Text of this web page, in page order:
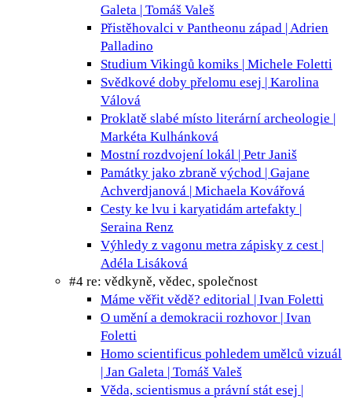
Galeta | Tomáš Valeš
Přistěhovalci v Pantheonu západ | Adrien
Palladino
Studium Vikingů komiks | Michele Foletti
Svědkové doby přelomu esej | Karolina
Válová
Proklatě slabé místo literární archeologie |
Markéta Kulhánková
Mostní rozdvojení lokál | Petr Janiš
Památky jako zbraně východ | Gajane
Achverdjanová | Michaela Kovářová
Cesty ke lvu i karyatidám artefakty |
Seraina Renz
Výhledy z vagonu metra zápisky z cest |
Adéla Lisáková
#4 re: vědkyně, vědec, společnost
Máme věřit vědě? editorial | Ivan Foletti
O umění a demokracii rozhovor | Ivan
Foletti
Homo scientificus pohledem umělců vizuál
| Jan Galeta | Tomáš Valeš
Věda, scientismus a právní stát esej |